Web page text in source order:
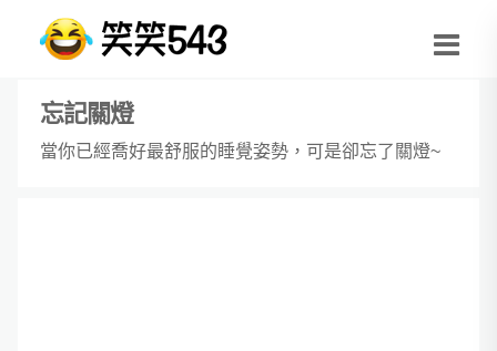
忘記關燈
當你已經喬好最舒服的睡覺姿勢，可是卻忘了關燈~